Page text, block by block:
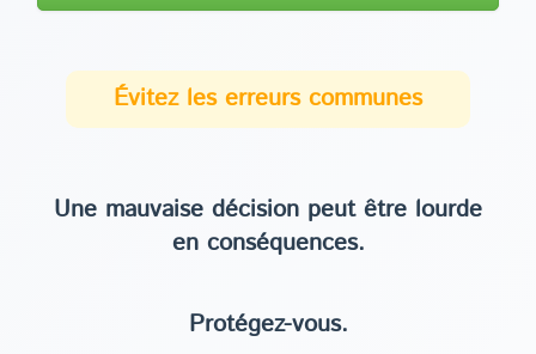
Évitez les erreurs communes
Une mauvaise décision peut être lourde
en conséquences.
Protégez-vous.